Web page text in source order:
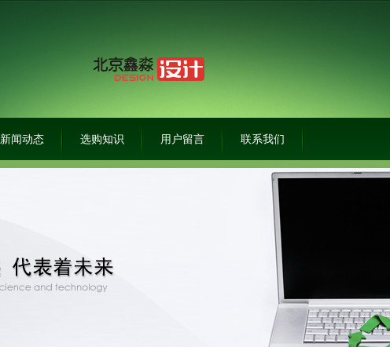
新闻动态 选购知识 用户留言 联系我们